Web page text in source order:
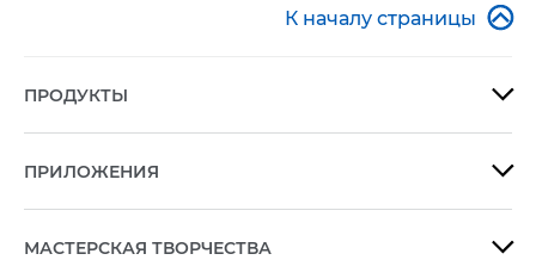
К началу страницы 
ПРОДУКТЫ 
ПРИЛОЖЕНИЯ 
МАСТЕРСКАЯ ТВОРЧЕСТВА 